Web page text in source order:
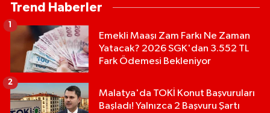
Trend Haberler
Emekli Maaşı Zam Farkı Ne Zaman
Yatacak? 2026 SGK'dan 3.552 TL
Fark Ödemesi Bekleniyor
1
Malatya'da TOKİ Konut Başvuruları
Başladı! Yalnızca 2 Başvuru Şartı
2